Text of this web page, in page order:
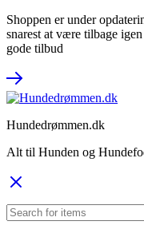
Shoppen er under
snarest at være tilbage
gode tilbud
Hundedrømmen.dk
Alt til Hunden og